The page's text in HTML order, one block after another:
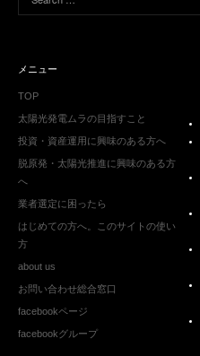
メニュー
TOP
太陽光発電ムラの目指すこと
投資・資産運用に興味のある方へ
脱原発・太陽光推進に興味のある方
へ
業者選定に困ったら
はじめての方へ。このサイトの使い
方
about us
お問い合わせ総合窓口
facebookページ
facebookグループ